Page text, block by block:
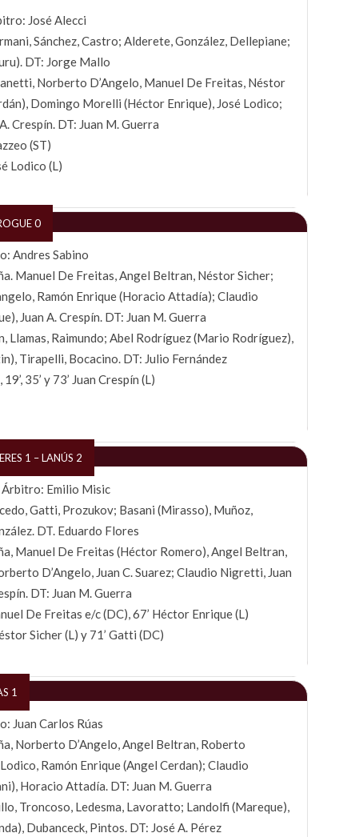
José Alecci
Sánchez, Castro; Alderete, González, Dellepiane;
DT: Jorge Mallo
Norberto D’Angelo, Manuel De Freitas, Néstor
Domingo Morelli (Héctor Enrique), José Lodico;
Crespín. DT: Juan M. Guerra
(ST)
Lodico (L)
0
Andres Sabino
Manuel De Freitas, Angel Beltran, Néstor Sicher;
Ramón Enrique (Horacio Attadía); Claudio
Juan A. Crespín. DT: Juan M. Guerra
Llamas, Raimundo; Abel Rodríguez (Mario Rodríguez),
Tirapelli, Bocacino. DT: Julio Fernández
35’ y 73’ Juan Crespín (L)
1 – LANÚS 2
Emilio Misic
Gatti, Prozukov; Basani (Mirasso), Muñoz,
DT. Eduardo Flores
Manuel De Freitas (Héctor Romero), Angel Beltran,
D’Angelo, Juan C. Suarez; Claudio Nigretti, Juan
DT: Juan M. Guerra
De Freitas e/c (DC), 67’ Héctor Enrique (L)
Sicher (L) y 71’ Gatti (DC)
1
Juan Carlos Rúas
Norberto D’Angelo, Angel Beltran, Roberto
Ramón Enrique (Angel Cerdan); Claudio
Horacio Attadía. DT: Juan M. Guerra
Troncoso, Ledesma, Lavoratto; Landolfi (Mareque),
Dubanceck, Pintos. DT: José A. Pérez